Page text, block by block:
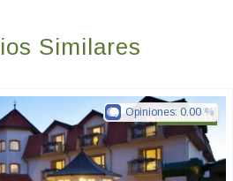
Similares
Ringhotels
Opiniones: 0.00